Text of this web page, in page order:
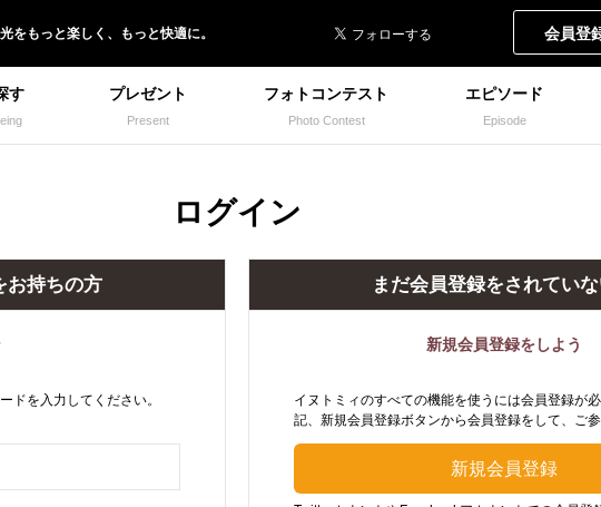
をもっと楽しく、 もっと快適に。 会員登
す プレゼント
Present
フォトコンテスト
Photo Contest
エピソード
Episode
ログイン
お持ちの方
ドを入力してください。
まだ会員登録をされてい
新規会員登録をしよう
イヌトミィのすべての機能を使うには会員登録が
記、新規会員登録ボタンから会員登録をして、ご参